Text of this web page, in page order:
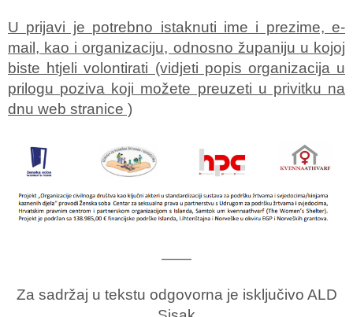
U prijavi je potrebno istaknuti ime i prezime, e-
mail, kao i organizaciju, odnosno županiju u kojoj
biste htjeli volontirati (vidjeti popis organizacija u
prilogu poziva koji možete preuzeti u privitku na
dnu web stranice )
——
Za sadržaj u tekstu odgovorna je isključivo ALD